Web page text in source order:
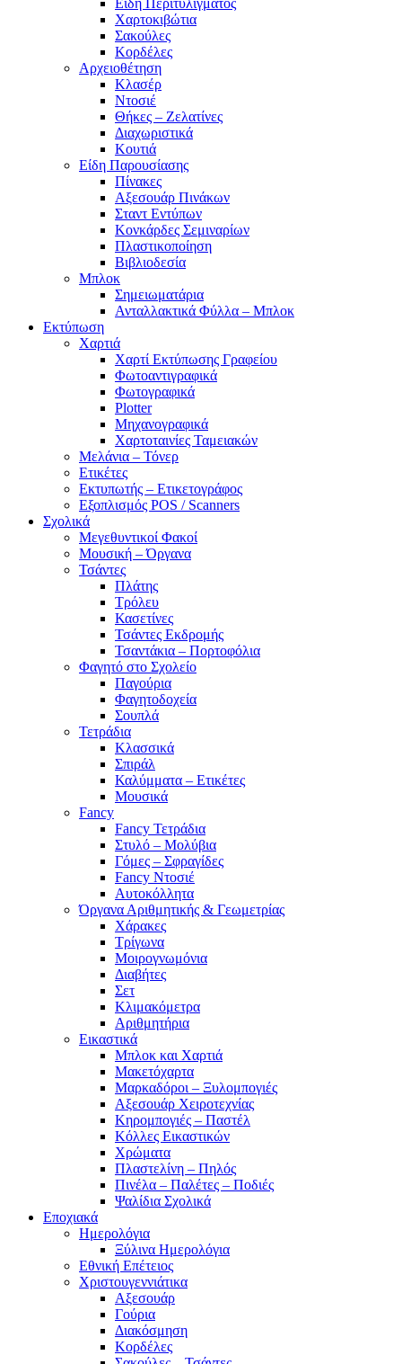
Χαρτοκιβώτια
Σακούλες
Κορδέλες
Αρχειοθέτηση
Κλασέρ
Ντοσιέ
Θήκες – Ζελατίνες
Διαχωριστικά
Κουτιά
Είδη Παρουσίασης
Πίνακες
Αξεσουάρ Πινάκων
Σταντ Εντύπων
Κονκάρδες Σεμιναρίων
Πλαστικοποίηση
Βιβλιοδεσία
Μπλοκ
Σημειωματάρια
Ανταλλακτικά Φύλλα – Μπλοκ
Εκτύπωση
Χαρτιά
Χαρτί Εκτύπωσης Γραφείου
Φωτοαντιγραφικά
Φωτογραφικά
Plotter
Μηχανογραφικά
Χαρτοταινίες Ταμειακών
Μελάνια – Τόνερ
Ετικέτες
Εκτυπωτής – Ετικετογράφος
Εξοπλισμός POS / Scanners
Σχολικά
Μεγεθυντικοί Φακοί
Μουσική – Όργανα
Τσάντες
Πλάτης
Τρόλευ
Κασετίνες
Τσάντες Εκδρομής
Τσαντάκια – Πορτοφόλια
Φαγητό στο Σχολείο
Παγούρια
Φαγητοδοχεία
Σουπλά
Τετράδια
Κλασσικά
Σπιράλ
Καλύμματα – Ετικέτες
Μουσικά
Fancy
Fancy Τετράδια
Στυλό – Μολύβια
Γόμες – Σφραγίδες
Fancy Ντοσιέ
Αυτοκόλλητα
Όργανα Αριθμητικής & Γεωμετρίας
Χάρακες
Τρίγωνα
Mοιρογνωμόνια
Διαβήτες
Σετ
Κλιμακόμετρα
Αριθμητήρια
Εικαστικά
Μπλοκ και Χαρτιά
Μακετόχαρτα
Μαρκαδόροι – Ξυλομπογιές
Αξεσουάρ Χειροτεχνίας
Κηρομπογιές – Παστέλ
Κόλλες Εικαστικών
Χρώματα
Πλαστελίνη – Πηλός
Πινέλα – Παλέτες – Ποδιές
Ψαλίδια Σχολικά
Εποχιακά
Ημερολόγια
Ξύλινα Ημερολόγια
Εθνική Επέτειος
Χριστουγεννιάτικα
Αξεσουάρ
Γούρια
Διακόσμηση
Κορδέλες